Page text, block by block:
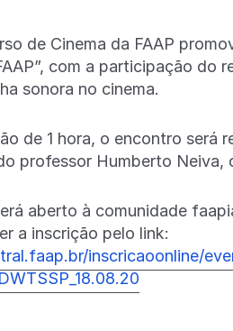
de Cinema da FAAP
com a participação do
sonora no cinema.
de 1 hora, o encontro será
professor Humberto Neiva,
aberto à comunidade
a inscrição pelo link:
inscricaoonline/